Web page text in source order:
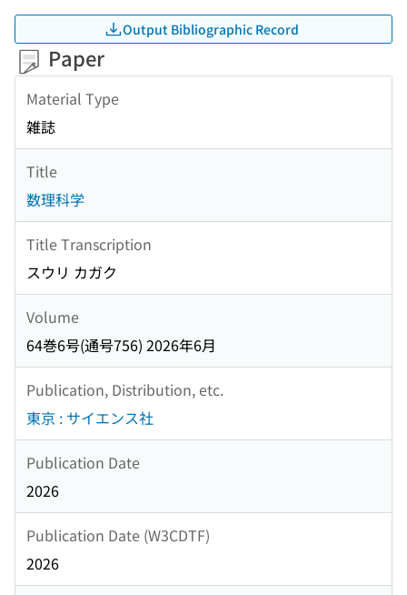
Output Bibliographic Record
Paper
Material Type
雑誌
Title
数理科学
Title Transcription
スウリ カガク
Volume
64巻6号(通号756) 2026年6月
Publication, Distribution, etc.
東京 : サイエンス社
Publication Date
2026
Publication Date (W3CDTF)
2026